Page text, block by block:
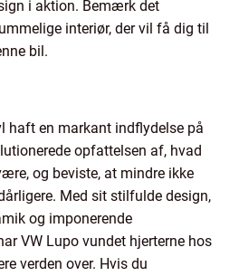
i aktion. Bemærk det
interiør, der vil få dig til
bil.
haft en markant indflydelse på
opfattelsen af, hvad
og beviste, at mindre ikke
Med sit stilfulde design,
og imponerende
VW Lupo vundet hjerterne hos
verden over. Hvis du